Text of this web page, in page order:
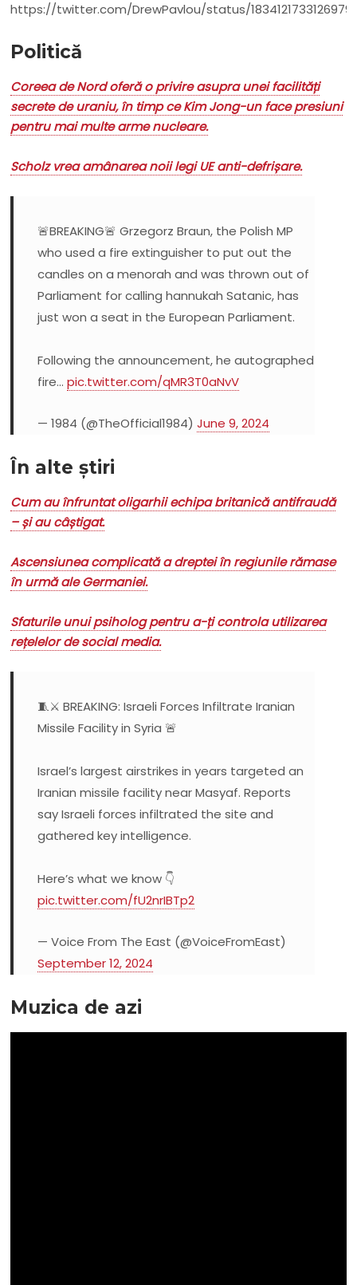
https://twitter.com/DrewPavlou/status/
Politică
Coreea de Nord oferă o privire asupra unei facilități
secrete de uraniu, în timp ce Kim Jong-un face presiuni
pentru mai multe arme nucleare.
Scholz vrea amânarea noii legi UE anti-defrișare.
🚨BREAKING🚨 Grzegorz Braun, the Polish MP
who used a fire extinguisher to put out the
candles on a menorah and was thrown out of
Parliament for calling hannukah Satanic, has
just won a seat in the European Parliament.
Following the announcement, he autographed
fire…pic.twitter.com/qMR3T0aNvV
— 1984 (@TheOfficial1984)June 9, 2024
În alte știri
Cum au înfruntat oligarhii echipa britanică antifraudă
– și au câștigat.
Ascensiunea complicată a dreptei în regiunile rămase
în urmă ale Germaniei.
Sfaturile unui psiholog pentru a-ți controla utilizarea
rețelelor de social media.
🧵⚔️ BREAKING: Israeli Forces Infiltrate Iranian
Missile Facility in Syria 🚨
Israel’s largest airstrikes in years targeted an
Iranian missile facility near Masyaf. Reports
say Israeli forces infiltrated the site and
gathered key intelligence.
Here’s what we know 👇
pic.twitter.com/fU2nrIBTp2
— Voice From The East (@VoiceFromEast)
September 12, 2024
Muzica de azi